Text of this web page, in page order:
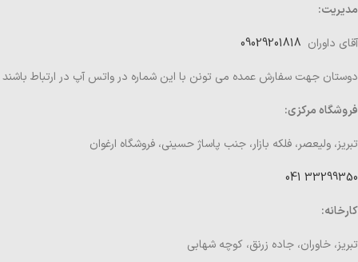
مدیریت:
آقای داوران
دوستان جهت سفارش عمده می تونن با این شماره در واتس آپ در ارتباط باشند
فروشگاه مرکزی:
تبریز، ولیعصر، فلکه بازار، جنب پاساژ حسینی، فروشگاه ارغوان
33299350 041
کارخانه:
تبریز، خاوران، جاده زرنق، کوچه شهابی